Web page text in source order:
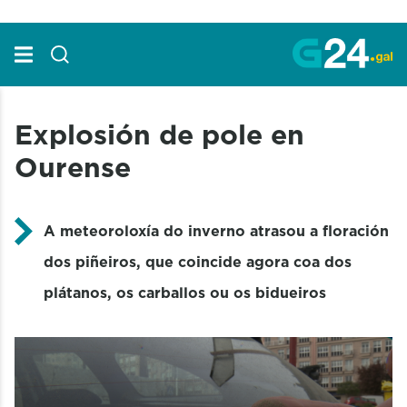
Explosión de pole en
Ourense
A meteoroloxía do inverno atrasou a floración
dos piñeiros, que coincide agora coa dos
plátanos, os carballos ou os bidueiros